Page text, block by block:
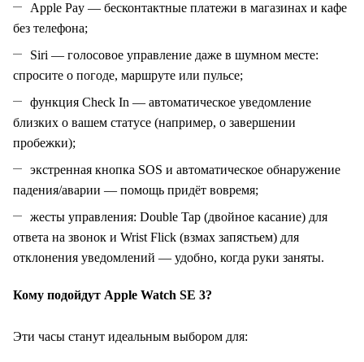
Apple Pay — бесконтактные платежи в магазинах и кафе
без телефона;
Siri — голосовое управление даже в шумном месте:
спросите о погоде, маршруте или пульсе;
функция Check In — автоматическое уведомление
близких о вашем статусе (например, о завершении
пробежки);
экстренная кнопка SOS и автоматическое обнаружение
падения/аварии — помощь придёт вовремя;
жесты управления: Double Tap (двойное касание) для
ответа на звонок и Wrist Flick (взмах запястьем) для
отклонения уведомлений — удобно, когда руки заняты.
Кому подойдут Apple Watch SE 3?
Эти часы станут идеальным выбором для: